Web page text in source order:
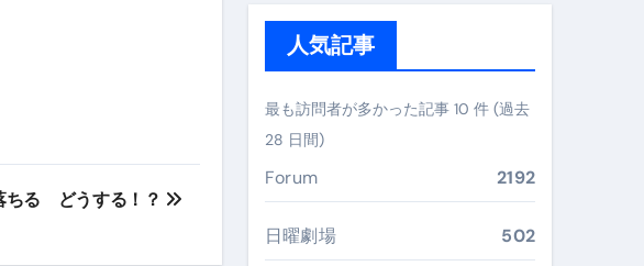
！ スカイマーク／Peach／FDA／ソラシドエアを目的別に選ぶコツと、失敗し
か”が一目で伝わる。いま選ばれている新定番ドメイン
#ダイエット #筋トレ #美容 #健康 #雑学 #ナレーター #小林将大
イエット #筋トレ #美容 #健康 #雑学 #ナレーター #小林将大
ちる どうする！？
人気記事
最も訪問者が多かった記事 10 件 (過去
28 日間)
Forum 2192
日曜劇場 502